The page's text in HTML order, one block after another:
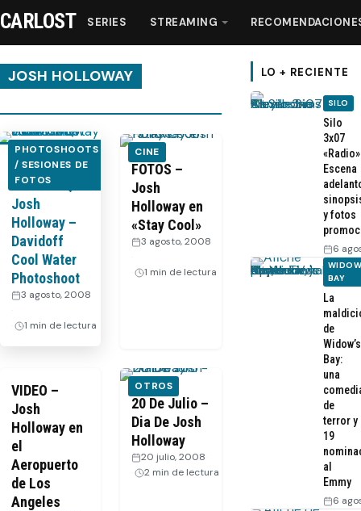
Streaming
Recomendaciones
Videos
Webisodios
CARLOST SERIES STREAMING
JOSH HOLLOWAY
PHOTOSHOOTS
/ SESIONES DE
FOTOS
VIDEO +
FOTOS HQ –
Josh
Holloway –
Davidoff
Cool Water
Photoshoot
3 agosto, 2008
1 min de lectura
CINE
FOTOS –
Josh
Holloway en
«Stay Cool»
3 agosto, 2008
1 min de lectura
VIDEO –
Josh
Holloway en
el
Aeropuerto
de Los
Angeles
OTROS
20 De Julio –
Dia De Josh
Holloway
20 julio, 2008
2 min de lectura
LO + RECIENTE
SILO
Silo
3x07
Escena
y fotos
6
BAY
La
de
Widow’s
Bay:
una
de
terror y
19
al
Emmy
6